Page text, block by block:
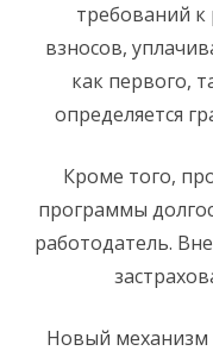
требований к
взносов,
как первого,
определяется
Кроме того,
программы
работодатель.
Новый механизм